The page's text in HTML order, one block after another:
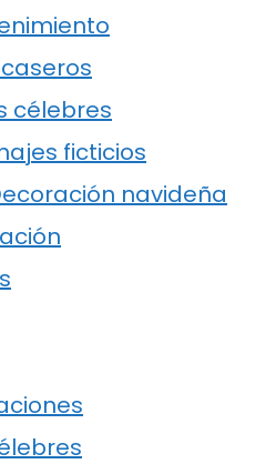
célebres
ficticios
navideña